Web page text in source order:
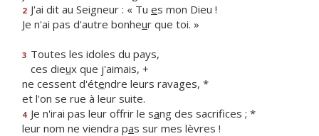
2 J'ai dit au Seigneur : « Tu es mon Dieu !
Je n'ai pas d'autre bonheur que toi. »
3 Toutes les idoles du pays,
ces dieux que j'aimais, +
ne cessent d'étendre leurs ravages, *
et l'on se rue à leur suite.
4 Je n'irai pas leur offrir le sang des sacrifices ; *
leur nom ne viendra pas sur mes lèvres !